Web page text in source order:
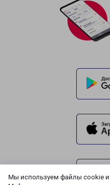
Мы используем файлы cookie и